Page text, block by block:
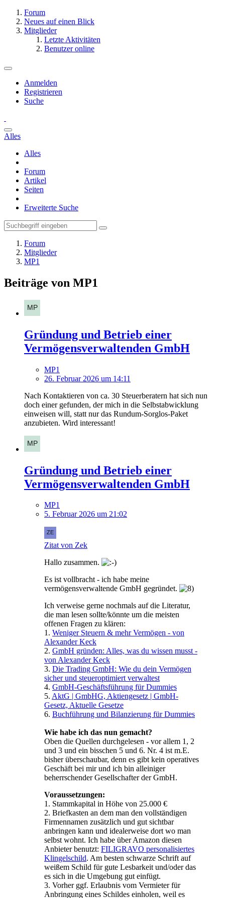
Forum
Neues auf einen Blick
Mitglieder
Letzte Aktivitäten
Benutzer online
Anmelden
Registrieren
Suche
Alles
Alles
Forum
Artikel
Seiten
Erweiterte Suche
Forum
Mitglieder
MP1
Beiträge von MP1
Gründung und Betrieb einer
Vermögensverwaltenden GmbH
MP1
26. Februar 2026 um 14:11
Nach Kontaktieren von ca. 30 Steuerberatern hat sich nun
doch einer gefunden, der mich in die Selbstabwicklung
einweisen will, statt nur das Rundum-Sorglos-Paket
anzubieten. Wird interessant!
Gründung und Betrieb einer
Vermögensverwaltenden GmbH
MP1
5. Februar 2026 um 21:02
Zitat von Zek
Hallo zusammen.
Es ist vollbracht - ich habe meine
vermögensverwaltende GmbH gegründet.
Ich verweise gerne nochmals auf die Literatur,
die man lesen sollte/könnte um die meisten
offenen Fragen zu klären:
1. Weniger Steuern & mehr Vermögen - von
Alexander Keck
2. GmbH gründen: Alles, was du wissen musst -
von Alexander Keck
3. Die Trading GmbH: Wie du dein Vermögen
sicher und steueroptimiert verwaltest
4. GmbH-Geschäftsführung für Dummies
5. AktG | GmbHG, Aktiengesetz | GmbH-
Gesetz, Aktuelle Gesetze
6. Buchführung und Bilanzierung für Dummies
Wie habe ich das nun gemacht?
Oben die Quellen durchgelesen - vor allem 1, 2
und 3 und ein bisschen 5 und 6. Nr. 4 ist m.E.
bisher überschaubar, denn es gibt kein operatives
Geschäft bei mir und ich bin alleiniger
beherrschender Gesellschafter der GmbH.
Voraussetzungen:
1. Stammkapital in Höhe von 25.000 €
2. Briefkasten an dem man den vollständigen
Firmennamen zusätzlich und gut sichtbar
anbringen kann und idealerweise dort wo man
selbst wohnt. Ich habe über Amazon diesen
Anbieter benutzt: FILIGRAVO personalisiertes
Klingelschild. Am besten schwarze Schrift auf
weißem Schild für gute Lesbarkeit und/oder das
es sich in die Umgebung gut einfügt.
3. Vorher ggf. Erlaubnis vom Vermieter für
Anbringung eines Schildes einholen, weil es